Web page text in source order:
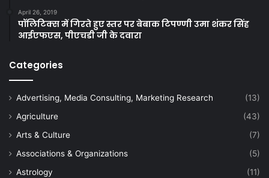
April 26, 2019
पॉलिटिक्स में गिरते हुए स्तर पर बेबाक टिपण्णी उमा शंकर सिंह
आईएफएस, पीएचडी जी के दवारा
Categories
Advertising, Media Consulting, Marketing Research
(13)
Agriculture
(43)
Arts & Culture
(7)
Associations & Organizations
(5)
Astrology
(11)